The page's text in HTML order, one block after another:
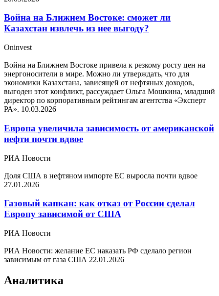
Война на Ближнем Востоке: сможет ли
Казахстан извлечь из нее выгоду?
Oninvest
Война на Ближнем Востоке привела к резкому росту цен на
энергоносители в мире. Можно ли утверждать, что для
экономики Казахстана, зависящей от нефтяных доходов,
выгоден этот конфликт, рассуждает Ольга Мошкина, младший
директор по корпоративным рейтингам агентства «Эксперт
РА». 10.03.2026
Европа увеличила зависимость от американской
нефти почти вдвое
РИА Новости
Доля США в нефтяном импорте ЕС выросла почти вдвое
27.01.2026
Газовый капкан: как отказ от России сделал
Европу зависимой от США
РИА Новости
РИА Новости: желание ЕС наказать РФ сделало регион
зависимым от газа США 22.01.2026
Аналитика